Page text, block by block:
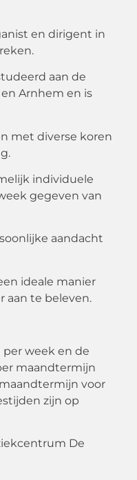
en dirigent in
aan de
Arnhem en is
met diverse koren
individuele
gegeven van
aandacht
ideale manier
aan te beleven.
week en de
maandtermijn
voor
zijn op
De